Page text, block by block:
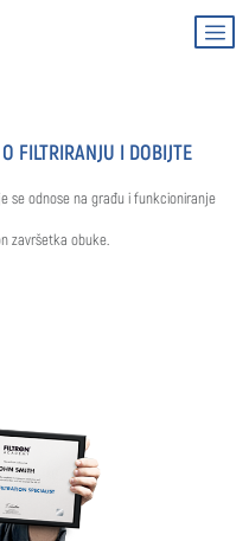
FILTRIRANJU I DOBIJTE
se odnose na građu i funkcioniranje
završetka obuke.